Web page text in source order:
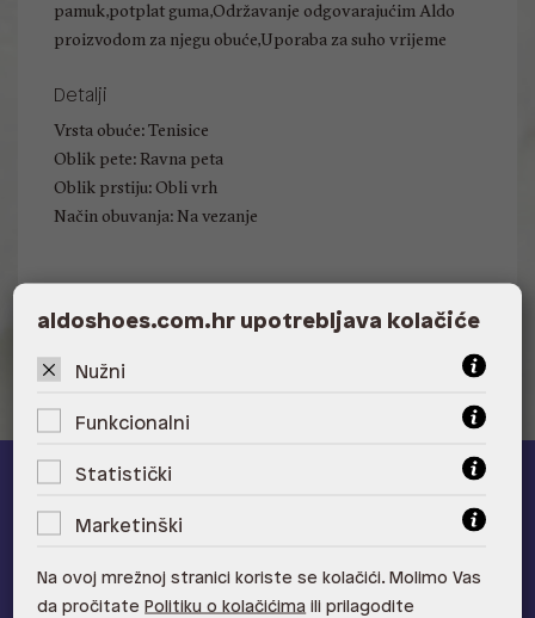
pamuk,potplat guma,Održavanje odgovarajućim Aldo
proizvodom za njegu obuće,Uporaba za suho vrijeme
Detalji
Vrsta obuće: Tenisice
Oblik pete: Ravna peta
Oblik prstiju: Obli vrh
Način obuvanja: Na vezanje
na novu kolekciju!
Provjerite naše pogodnosti
aldoshoes.com.hr upotrebljava kolačiće
Nužni
Funkcionalni
Statistički
Marketinški
Na ovoj mrežnoj stranici koriste se kolačići. Molimo Vas
da pročitate Politiku o kolačićima ili prilagodite